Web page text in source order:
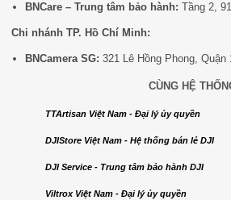
BNCare – Trung tâm bảo hành: Tầng 2,
Chi nhánh TP. Hồ Chí Minh:
BNCamera SG: 321 Lê Hồng Phong, Quận
CÙNG HỆ
TTArtisan Việt Nam - Đại lý ủy quyền
DJIStore Việt Nam - Hệ thống bán lẻ DJI
DJI Service - Trung tâm bảo hành DJI
Viltrox Việt Nam - Đại lý ủy quyền